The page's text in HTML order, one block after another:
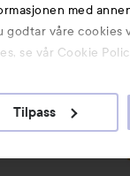
med
våre cookies
se vår Cookie
Tilpass